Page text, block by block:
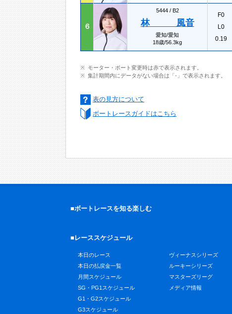
６
5444 / B2
林 風音
愛知/愛知
18歳/56.3kg
F0
L0
0.19
モーター・ボート変更時は赤で表示されます。
集計期間内にデータがない場合は「-」で表示されます。
表の見方について
ボートレースガイドはこちら
■ボートレースを知る楽しむ
■レーススケジュール
本日のレース
本日の払戻金一覧
月間スケジュール
SG・PG1スケジュール
G1・G2スケジュール
G3スケジュール
ヴィーナスシリーズ
ルーキーシリーズ
マスターズリーグ
メディア情報